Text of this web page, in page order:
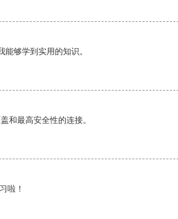
够学到实用的知识。
和最高安全性的连接。
啦！